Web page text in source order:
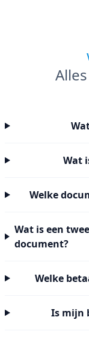
Wat
Welke
Wat is een
document?
Welke
Is mijn